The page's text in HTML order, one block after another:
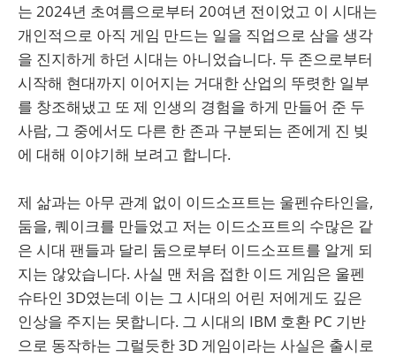
는 2024년 초여름으로부터 20여년 전이었고 이 시대는
개인적으로 아직 게임 만드는 일을 직업으로 삼을 생각
을 진지하게 하던 시대는 아니었습니다. 두 존으로부터
시작해 현대까지 이어지는 거대한 산업의 뚜렷한 일부
를 창조해냈고 또 제 인생의 경험을 하게 만들어 준 두
사람, 그 중에서도 다른 한 존과 구분되는 존에게 진 빚
에 대해 이야기해 보려고 합니다.
제 삶과는 아무 관계 없이 이드소프트는 울펜슈타인을,
둠을, 퀘이크를 만들었고 저는 이드소프트의 수많은 같
은 시대 팬들과 달리 둠으로부터 이드소프트를 알게 되
지는 않았습니다. 사실 맨 처음 접한 이드 게임은 울펜
슈타인 3D였는데 이는 그 시대의 어린 저에게도 깊은
인상을 주지는 못합니다. 그 시대의 IBM 호환 PC 기반
으로 동작하는 그럴듯한 3D 게임이라는 사실은 출시로